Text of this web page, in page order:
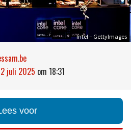
Intel – GettyImages
2 juli 2025 om 18:31
voor